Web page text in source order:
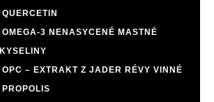
QUERCETIN
OMEGA-3 NENASYCENÉ MASTNÉ
KYSELINY
OPC – EXTRAKT Z JADER RÉVY VINNÉ
PROPOLIS